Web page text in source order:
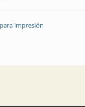
impresión